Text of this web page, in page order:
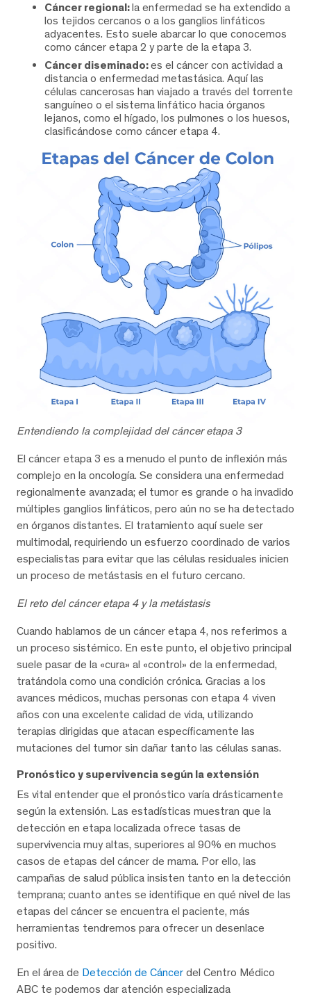
Cáncer regional:la enfermedad se ha extendido a
los tejidos cercanos o a los ganglios linfáticos
adyacentes. Esto suele abarcar lo que conocemos
como cáncer etapa 2 y parte de la etapa 3.
Cáncer diseminado:es el cáncer con actividad a
distancia o enfermedad metastásica. Aquí las
células cancerosas han viajado a través del torrente
sanguíneo o el sistema linfático hacia órganos
lejanos, como el hígado, los pulmones o los huesos,
clasificándose como cáncer etapa 4.
Entendiendo la complejidad del cáncer etapa 3
El cáncer etapa 3 es a menudo el punto de inflexión más
complejo en la oncología. Se considera una enfermedad
regionalmente avanzada; el tumor es grande o ha invadido
múltiples ganglios linfáticos, pero aún no se ha detectado
en órganos distantes. El tratamiento aquí suele ser
multimodal, requiriendo un esfuerzo coordinado de varios
especialistas para evitar que las células residuales inicien
un proceso de metástasis en el futuro cercano.
El reto del cáncer etapa 4 y la metástasis
Cuando hablamos de un cáncer etapa 4, nos referimos a
un proceso sistémico. En este punto, el objetivo principal
suele pasar de la «cura» al «control» de la enfermedad,
tratándola como una condición crónica. Gracias a los
avances médicos, muchas personas con etapa 4 viven
años con una excelente calidad de vida, utilizando
terapias dirigidas que atacan específicamente las
mutaciones del tumor sin dañar tanto las células sanas.
Pronóstico y supervivencia según la extensión
Es vital entender que el pronóstico varía drásticamente
según la extensión. Las estadísticas muestran que la
detección en etapa localizada ofrece tasas de
supervivencia muy altas, superiores al 90% en muchos
casos de etapas del cáncer de mama. Por ello, las
campañas de salud pública insisten tanto en la detección
temprana; cuanto antes se identifique en qué nivel de las
etapas del cáncer se encuentra el paciente, más
herramientas tendremos para ofrecer un desenlace
positivo.
En el área de Detección de Cáncer del Centro Médico
ABC te podemos dar atención especializada